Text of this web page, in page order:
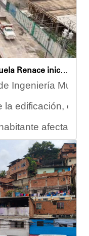
Alcaldía de Sucre y Plan Venezuela Renace iniciaron demolición de fachadas en Residencias Los Dos Caminos
Ingeniería
la edificación,
afectado
primera
del referido